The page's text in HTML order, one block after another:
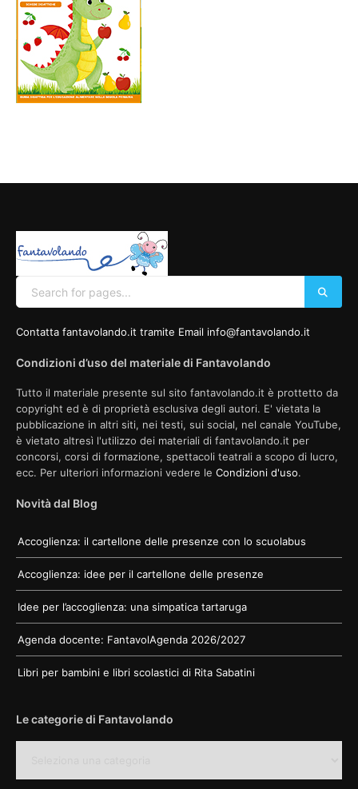
Contatta fantavolando.it tramite Email info@fantavolando.it
Condizioni d’uso del materiale di Fantavolando
Tutto il materiale presente sul sito fantavolando.it è prottetto da
copyright ed è di proprietà esclusiva degli autori. E' vietata la
pubblicazione in altri siti, nei testi, sui social, nel canale YouTube,
è vietato altresì l'utilizzo dei materiali di fantavolando.it per
concorsi, corsi di formazione, spettacoli teatrali a scopo di lucro,
ecc. Per ulteriori informazioni vedere le Condizioni d'uso.
Novità dal Blog
Accoglienza: il cartellone delle presenze con lo scuolabus
Accoglienza: idee per il cartellone delle presenze
Idee per l’accoglienza: una simpatica tartaruga
Agenda docente: FantavolAgenda 2026/2027
Libri per bambini e libri scolastici di Rita Sabatini
Le categorie di Fantavolando
di